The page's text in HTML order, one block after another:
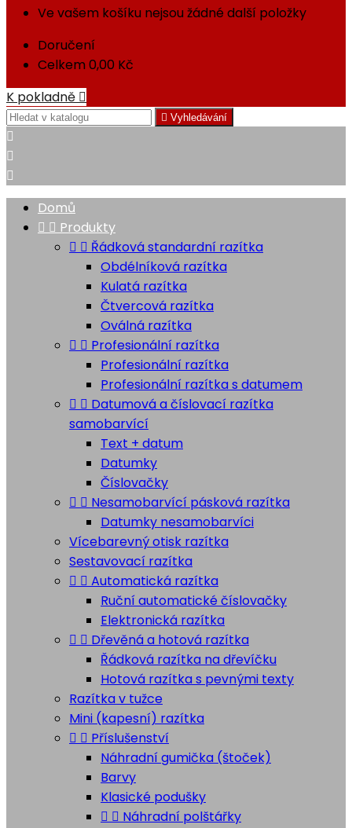
Ve vašem košíku nejsou žádné další položky
Doručení
Celkem0,00 Kč
K pokladně 
 Vyhledávání



Domů
  Produkty
  Řádková standardní razítka
Obdélníková razítka
Kulatá razítka
Čtvercová razítka
Oválná razítka
  Profesionální razítka
Profesionální razítka
Profesionální razítka s datumem
  Datumová a číslovací razítka
samobarvící
Text + datum
Datumky
Číslovačky
  Nesamobarvící pásková razítka
Datumky nesamobarvíci
Vícebarevný otisk razítka
Sestavovací razítka
  Automatická razítka
Ruční automatické číslovačky
Elektronická razítka
  Dřevěná a hotová razítka
Řádková razítka na dřevíčku
Hotová razítka s pevnými texty
Razítka v tužce
Mini (kapesní) razítka
  Příslušenství
Náhradní gumička (štoček)
Barvy
Klasické podušky
  Náhradní polštářky